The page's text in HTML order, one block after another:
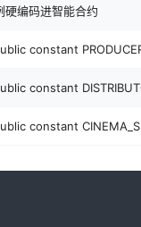
编码进智能合约
constant
constant
constant